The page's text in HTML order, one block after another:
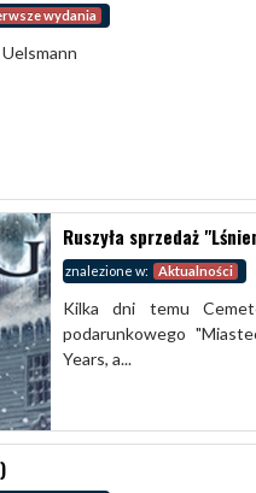
wydania
Ruszyła sprzedaż
znalezione w: Aktualności
Kilka dni temu
podarunkowego
Years, a...